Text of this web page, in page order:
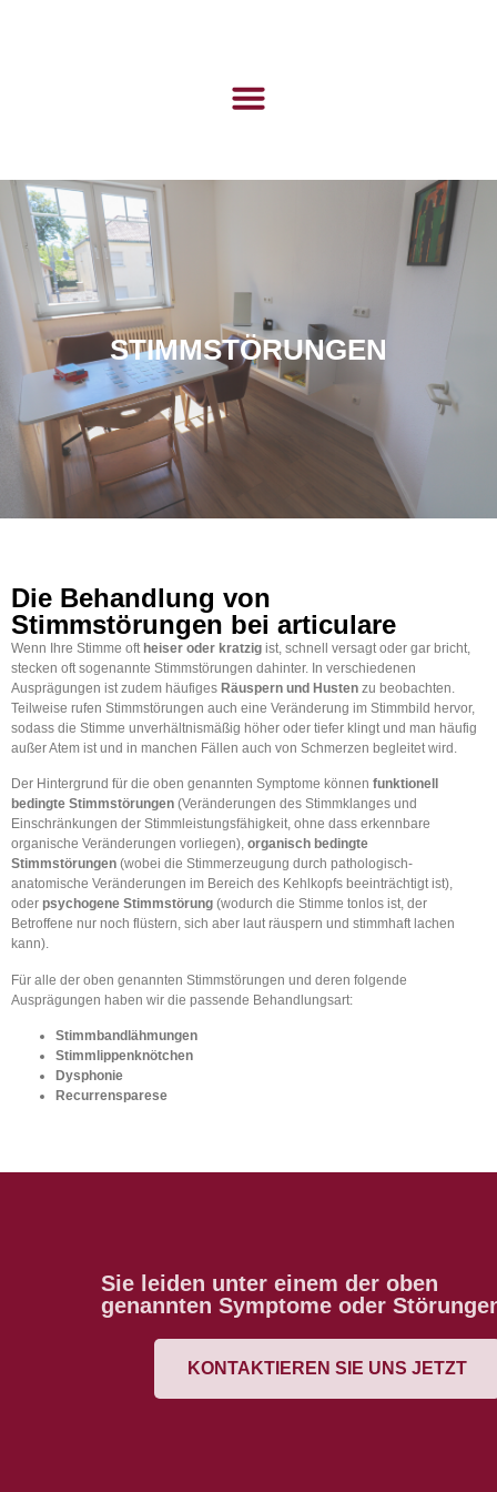
STIMMSTÖRUNGEN
Die Behandlung von
Stimmstörungen bei articulare
Wenn Ihre Stimme oft heiser oder kratzig ist, schnell versagt oder gar bricht,
stecken oft sogenannte Stimmstörungen dahinter. In verschiedenen
Ausprägungen ist zudem häufiges Räuspern und Husten zu beobachten.
Teilweise rufen Stimmstörungen auch eine Veränderung im Stimmbild hervor,
sodass die Stimme unverhältnismäßig höher oder tiefer klingt und man häufig
außer Atem ist und in manchen Fällen auch von Schmerzen begleitet wird.
Der Hintergrund für die oben genannten Symptome können funktionell
bedingte Stimmstörungen (Veränderungen des Stimmklanges und
Einschränkungen der Stimmleistungsfähigkeit, ohne dass erkennbare
organische Veränderungen vorliegen), organisch bedingte
Stimmstörungen (wobei die Stimmerzeugung durch pathologisch-
anatomische Veränderungen im Bereich des Kehlkopfs beeinträchtigt ist),
oder psychogene Stimmstörung (wodurch die Stimme tonlos ist, der
Betroffene nur noch flüstern, sich aber laut räuspern und stimmhaft lachen
kann).
Für alle der oben genannten Stimmstörungen und deren folgende
Ausprägungen haben wir die passende Behandlungsart:
Stimmbandlähmungen
Stimmlippenknötchen
Dysphonie
Recurrensparese
Sie leiden unter einem der oben
genannten Symptome oder Störungen?
KONTAKTIEREN SIE UNS JETZT